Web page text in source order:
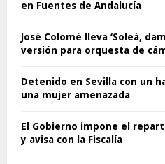
en Fuentes de Andalucía
José Colomé lleva ‘Soleá,
versión para orquesta de
Detenido en Sevilla con un
una mujer amenazada
El Gobierno impone el
y avisa con la Fiscalía